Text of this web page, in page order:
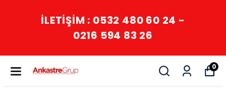
İLETİŞİM : 0532 480 60 24 -
0216 594 83 26
0